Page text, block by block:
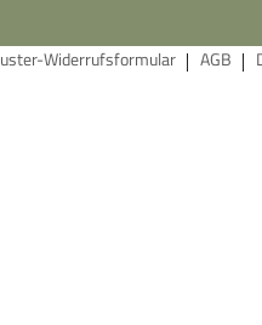
Widerrufsformular AGB